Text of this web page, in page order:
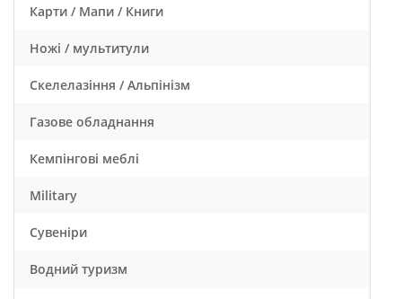
Карти / Мапи / Книги
Ножі / мультитули
Скелелазіння / Альпінізм
Газове обладнання
Кемпінгові меблі
Military
Сувеніри
Водний туризм